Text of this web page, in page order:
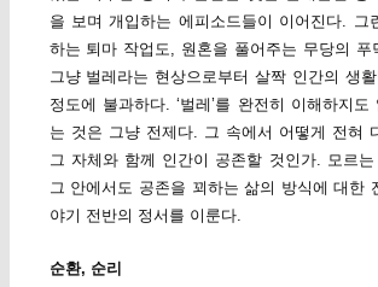
을 보며 개입하는 에피소드들이 이어진다. 그
하는 퇴마 작업도, 원혼을 풀어주는 무당의 푸
그냥 벌레라는 현상으로부터 살짝 인간의 생
정도에 불과하다. ‘벌레’를 완전히 이해하지
는 것은 그냥 전제다. 그 속에서 어떻게 전혀
그 자체와 함께 인간이 공존할 것인가. 모르
그 안에서도 공존을 꾀하는 삶의 방식에 대한
야기 전반의 정서를 이룬다.
순환, 순리